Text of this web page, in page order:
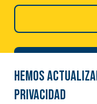
Hemos
privacidad